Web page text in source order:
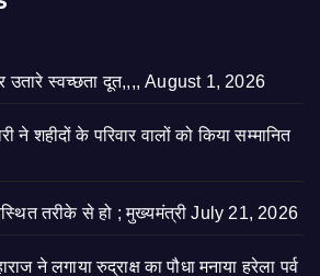
उतारे स्वच्छता दूत,,,, August 1, 2026
ने शहीदों के परिवार वालों को किया सम्मानित
तरीके से हो ; मुख्यमंत्री July 21, 2026
ने लगाया रुद्राक्ष का पौधा मनाया हरेला पर्व